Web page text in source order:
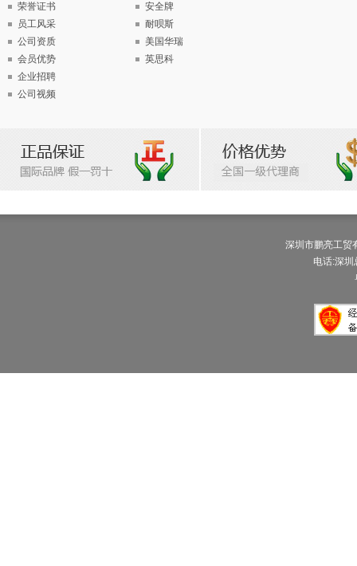
荣誉证书
员工风采
公司资质
会员优势
企业招聘
公司视频
安全牌
耐呗斯
美国华瑞
英思科
深圳市鹏亮工
电话:深